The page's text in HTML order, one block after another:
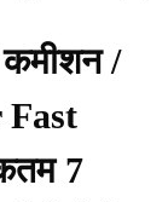
कमीशन /
Fast
7